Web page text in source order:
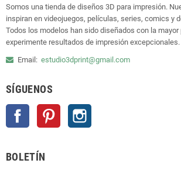
Somos una tienda de diseños 3D para impresión.
inspiran en videojuegos, películas, series, comics y
Todos los modelos han sido diseñados con la
experimente resultados de impresión excepcionales.
Email: estudio3dprint@gmail.com
SÍGUENOS
Facebook Pinterest
BOLETÍN